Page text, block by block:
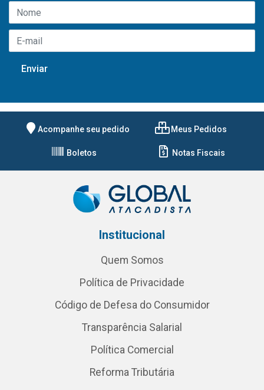
Acompanhe seu pedido Meus Pedidos
Boletos Notas Fiscais
Institucional
Quem Somos
Política de Privacidade
Código de Defesa do Consumidor
Transparência Salarial
Política Comercial
Reforma Tributária